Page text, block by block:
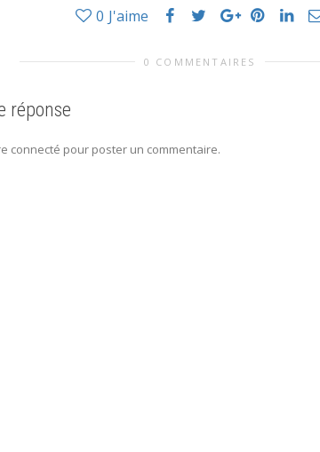
0 J'aime
0 COMMENTAIRES
réponse
connecté pour poster un commentaire.